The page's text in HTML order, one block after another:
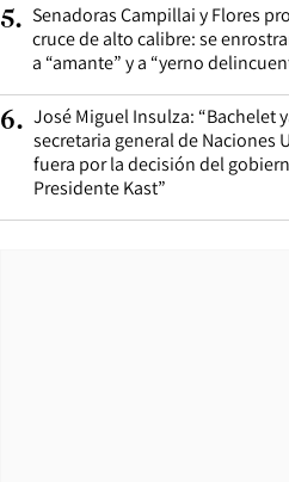
5. Senadoras Campillai y Flores
cruce de alto calibre: se
a “amante” y a “yerno
6. José Miguel Insulza: “Bachelet
secretaria general de Naciones
fuera por la decisión del
Presidente Kast”